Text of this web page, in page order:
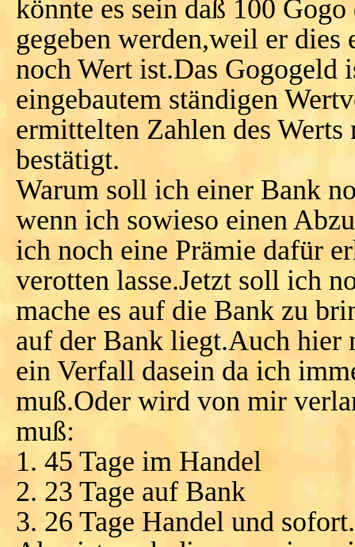
könnte es sein daß 100
gegeben werden,weil er dies
noch Wert ist.Das Gogogeld
eingebautem ständigen
ermittelten Zahlen des
bestätigt.
Warum soll ich einer Bank
wenn ich sowieso einen
ich noch eine Prämie dafür
verotten lasse.Jetzt soll ich
mache es auf die Bank zu
auf der Bank liegt.Auch hier
ein Verfall dasein da ich
muß.Oder wird von mir
muß:
1. 45 Tage im Handel
2. 23 Tage auf Bank
3. 26 Tage Handel und sofort.